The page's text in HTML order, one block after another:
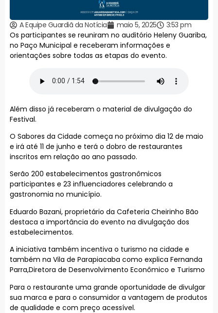
A Equipe Guardiã da Notícia maio 5, 2025
3:53 pm
Os participantes se reuniram no auditório Heleny Guariba,
no Paço Municipal e receberam informações e
orientações sobre todas as etapas do evento.
Além disso já receberam o material de divulgação do
Festival.
O Sabores da Cidade começa no próximo dia 12 de maio
e irá até 11 de junho e terá o dobro de restaurantes
inscritos em relação ao ano passado.
Serão 200 estabelecimentos gastronômicos
participantes e 23 influenciadores celebrando a
gastronomia no município.
Eduardo Bazani, proprietário da Cafeteria Cheirinho Bão
destaca a importância do evento na divulgação dos
estabelecimentos.
A iniciativa também incentiva o turismo na cidade e
também na Vila de Parapiacaba como explica Fernanda
Parra,Diretora de Desenvolvimento Econômico e Turismo
Para o restaurante uma grande oportunidade de divulgar
sua marca e para o consumidor a vantagem de produtos
de qualidade e com preço acessível.